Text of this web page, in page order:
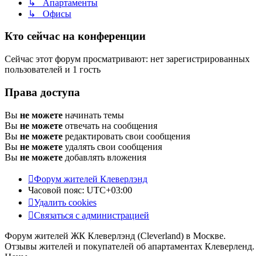
↳ Апартаменты
↳ Офисы
Кто сейчас на конференции
Сейчас этот форум просматривают: нет зарегистрированных
пользователей и 1 гость
Права доступа
Вы не можете начинать темы
Вы не можете отвечать на сообщения
Вы не можете редактировать свои сообщения
Вы не можете удалять свои сообщения
Вы не можете добавлять вложения
Форум жителей Клеверлэнд
Часовой пояс: UTC+03:00
Удалить cookies
Связаться с администрацией
Форум жителей ЖК Клеверлэнд (Cleverland) в Москве.
Отзывы жителей и покупателей об апартаментах Клеверленд.